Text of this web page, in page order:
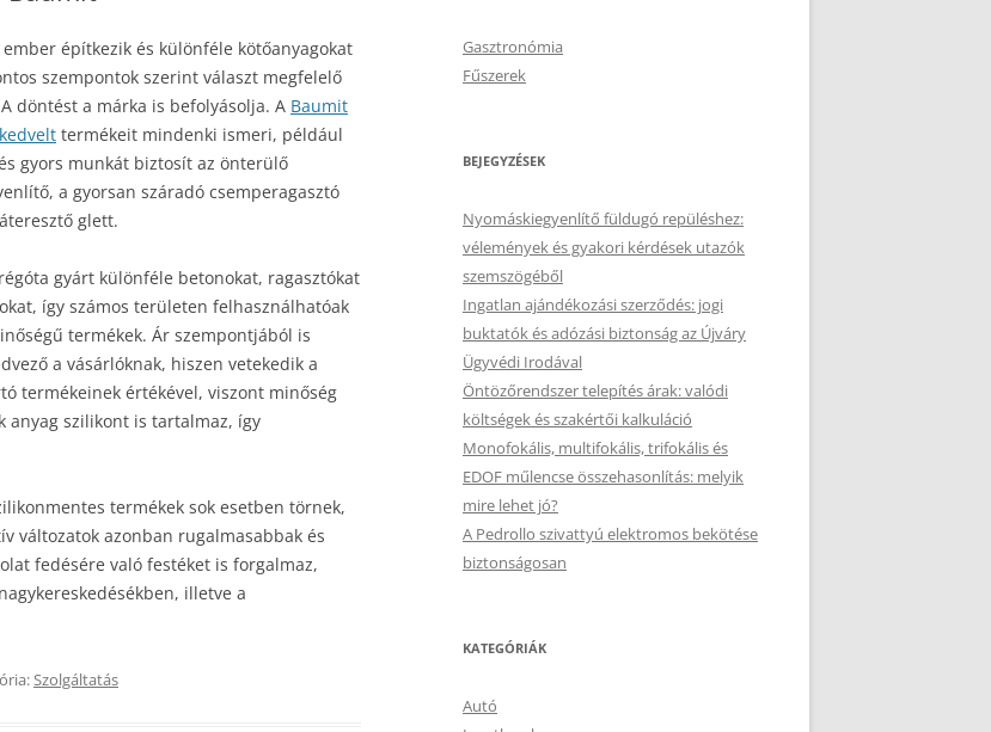
építkezik és különféle kötőanyagokat
szempontok szerint választ megfelelő
döntést a márka is befolyásolja. A Baumit
termékeit mindenki ismeri, például
gyors munkát biztosít az önterülő
a gyorsan száradó csemperagasztó
glett.
gyárt különféle betonokat, ragasztókat
így számos területen felhasználhatóak
termékek. Ár szempontjából is
a vásárlóknak, hiszen vetekedik a
termékeinek értékével, viszont minőség
anyag szilikont is tartalmaz, így
termékek sok esetben törnek,
változatok azonban rugalmasabbak és
fedésére való festéket is forgalmaz,
illetve a
Szolgáltatás
Gasztronómia
Fűszerek
BEJEGYZÉSEK
Nyomáskiegyenlítő füldugó repüléshez:
vélemények és gyakori kérdések utazók
szemszögéből
Ingatlan ajándékozási szerződés: jogi
buktatók és adózási biztonság az Újváry
Ügyvédi Irodával
Öntözőrendszer telepítés árak: valódi
költségek és szakértői kalkuláció
Monofokális, multifokális, trifokális és
EDOF műlencse összehasonlítás: melyik
mire lehet jó?
A Pedrollo szivattyú elektromos bekötése
biztonságosan
KATEGÓRIÁK
Autó